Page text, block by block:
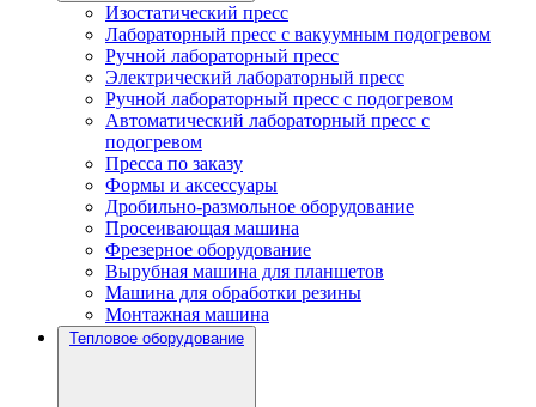
Изостатический пресс
Лабораторный пресс с вакуумным подогревом
Ручной лабораторный пресс
Электрический лабораторный пресс
Ручной лабораторный пресс с подогревом
Автоматический лабораторный пресс с
подогревом
Пресса по заказу
Формы и аксессуары
Дробильно-размольное оборудование
Просеивающая машина
Фрезерное оборудование
Вырубная машина для планшетов
Машина для обработки резины
Монтажная машина
Тепловое оборудование